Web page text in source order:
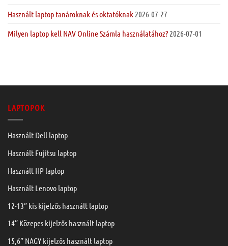
Használt laptop tanároknak és oktatóknak 2026-07-27
Milyen laptop kell NAV Online Számla használatához? 2026-07-01
LAPTOPOK
Használt Dell laptop
Használt Fujitsu laptop
Használt HP laptop
Használt Lenovo laptop
12-13” kis kijelzős használt laptop
14” Közepes kijelzős használt laptop
15,6” NAGY kijelzős használt laptop